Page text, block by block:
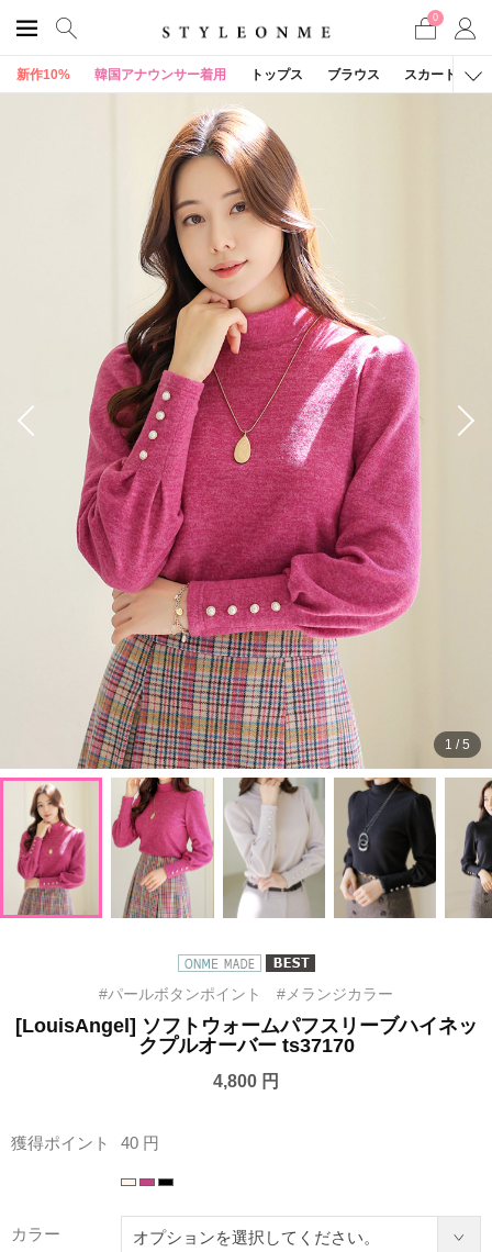
0
新作10% 韓国アナウンサー着用 トップス ブラウス スカート
1 /5
#パールボタンポイント #メランジカラー
[LouisAngel] ソフトウォームパフスリーブハイネッ
クプルオーバー ts37170
4,800 円
獲得ポイント 40 円
カラー